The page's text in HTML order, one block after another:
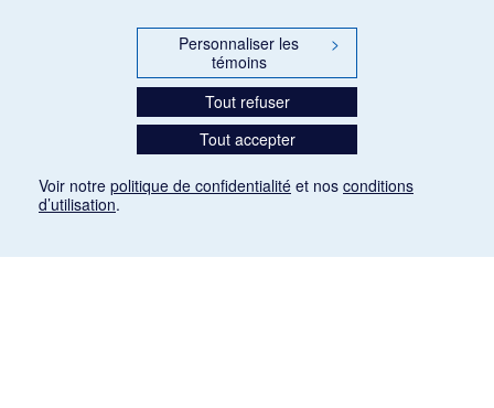
Personnaliser les
témoins
>
Tout refuser
Tout accepter
Voir notre politique de confidentialité et nos conditions
d’utilisation.